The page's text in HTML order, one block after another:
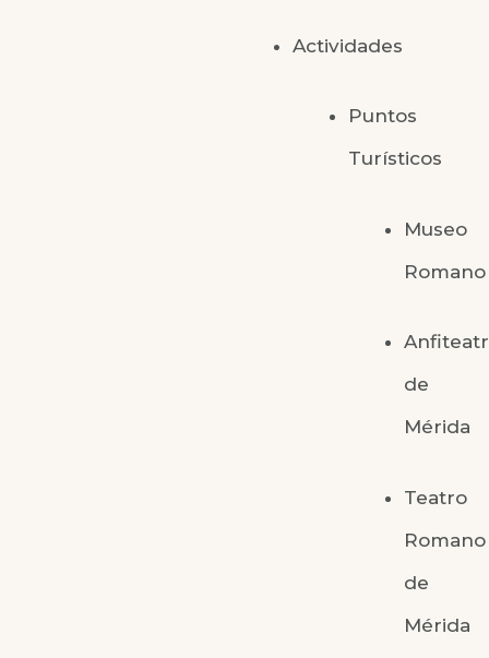
Actividades
Puntos
Turísticos
Museo
Romano
de
Mérida
Teatro
Romano
de
Mérida